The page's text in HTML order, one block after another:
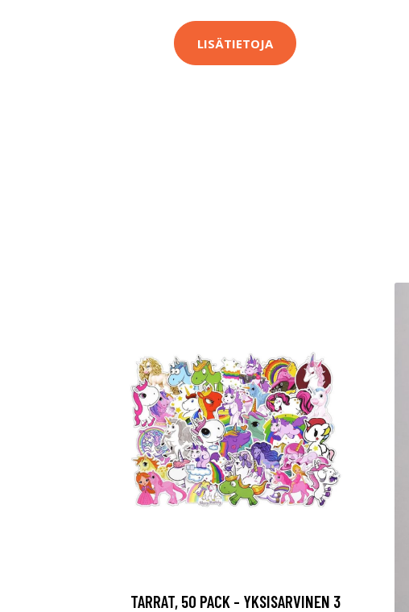
LISÄTIETOJA
TARRAT, 50 PACK - YKSISARVINEN 3